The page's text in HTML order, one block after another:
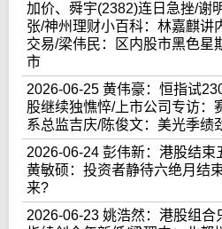
加价、舜宇(2382)连日急挫/谢
张/神州理财小百科：林嘉麒讲
交易/梁伟民：区内股市黑色星
市
2026-06-25 黄伟豪：恒指试
股继续独憔悴/上市公司专访：
系总监吉庆/陈俊文：美光季绩
2026-06-24 彭伟新：港股结束
黄敏硕：投资者静待六绝月结
来?
2026-06-23 姚浩然：港股组合